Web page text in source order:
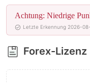
4
5
6
7
6
7
8
9
5
6
7
8
Achtung: Niedrige
Letzte Erkennung 2026-
Forex-Lizenz